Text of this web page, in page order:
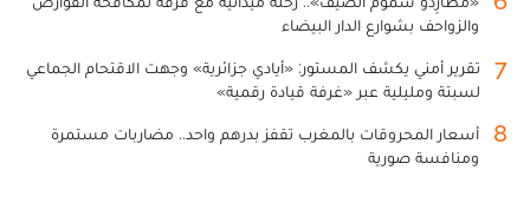
والزواحف بشوارع الدار البيضاء
7
تقرير أمني يكشف المستور: «أيادي جزائرية» وجهت الاقتحام الجماعي
لسبتة ومليلية عبر «غرفة قيادة رقمية»
8
أسعار المحروقات بالمغرب تقفز بدرهم واحد.. مضاربات مستمرة
ومنافسة صورية